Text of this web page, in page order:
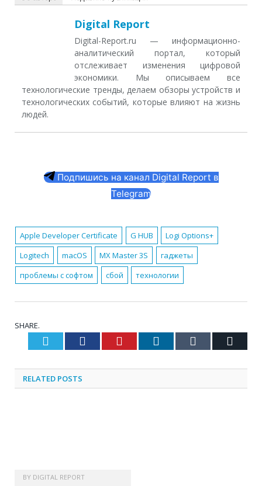
Digital Report
Digital-Report.ru — информационно-
аналитический портал, который
отслеживает изменения цифровой
экономики. Мы описываем все
технологические тренды, делаем обзоры устройств и
технологических событий, которые влияют на жизнь
людей.
Подпишись на канал Digital Report в
Telegram
Apple Developer Certificate G HUB
Logi Options+
Logitech
macOS MX Master 3S
гаджеты
проблемы с софтом
сбой технологии
SHARE.
Twitter Facebook Pinterest LinkedIn Tumblr
RELATED POSTS
BY DIGITAL REPORT